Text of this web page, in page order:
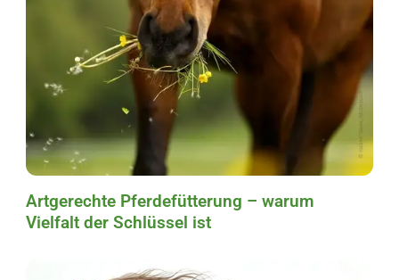
Artgerechte Pferdefütterung – warum
Vielfalt der Schlüssel ist